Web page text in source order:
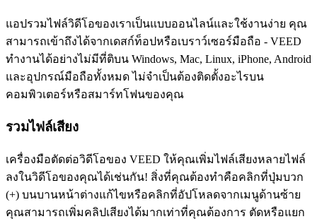
แอปรวมไฟล์วิดีโอของเราเป็นแบบออนไลน์และใช้งานง่าย คุณ
สามารถเข้าถึงได้จากเดสก์ท็อปหรือเบราว์เซอร์มือถือ - VEED
ทำงานได้อย่างไม่มีที่ติบน Windows, Mac, Linux, iPhone, Android
และอุปกรณ์มือถือทั้งหมด ไม่จำเป็นต้องติดตั้งอะไรบน
คอมพิวเตอร์หรือสมาร์ทโฟนของคุณ
รวมไฟล์เสียง
เครื่องมือตัดต่อวิดีโอของ VEED ให้คุณเพิ่มไฟล์เสียงหลายไฟล์
ลงในวิดีโอของคุณได้เช่นกัน! สิ่งที่คุณต้องทำคือคลิกที่ปุ่มบวก
(+) บนบานหน้าต่างแก้ไขหรือคลิกที่อัปโหลดจากเมนูด้านซ้าย
คุณสามารถเพิ่มคลิปเสียงได้มากเท่าที่คุณต้องการ ตัดหรือแยก